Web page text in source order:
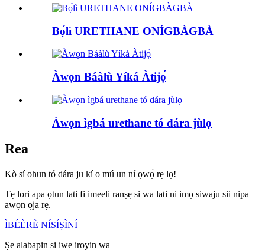
Bọ́lì URETHANE ONÍGBÀGBÀ
Àwọn Báàlù Yíká Àtijọ́
Àwọn ìgbá urethane tó dára jùlọ
Rea
Kò sí ohun tó dára ju kí o mú un ní ọwọ́ rẹ lọ!
Tẹ lori apa ọtun lati fi imeeli ranṣẹ si wa lati ni imọ siwaju sii nipa
awọn ọja rẹ.
ÌBÉÈRÈ NÍSÍṢÌNÍ
Ṣe alabapin si iwe iroyin wa